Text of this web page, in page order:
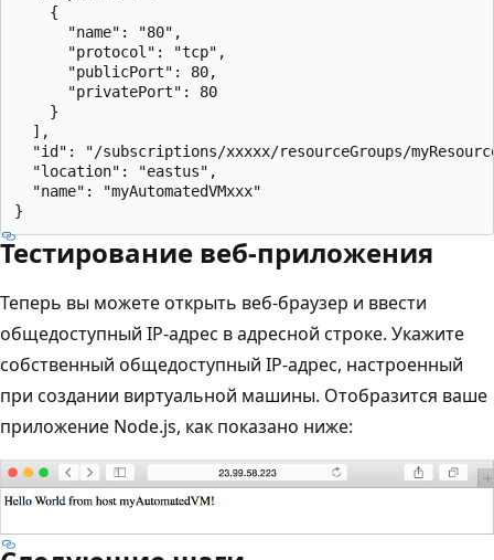
    {
      "name": "80",
      "protocol": "tcp",
      "publicPort": 80,
      "privatePort": 80
    }
  ],
"id": "/subscriptions/xxxxx/resourceGroups/
  "location": "eastus",
  "name": "myAutomatedVMxxx"
Тестирование веб-приложения
Теперь вы можете открыть веб-браузер и ввести
общедоступный IP-адрес в адресной строке. Укажите
собственный общедоступный IP-адрес, настроенный
при создании виртуальной машины. Отобразится ваше
приложение Node.js, как показано ниже: